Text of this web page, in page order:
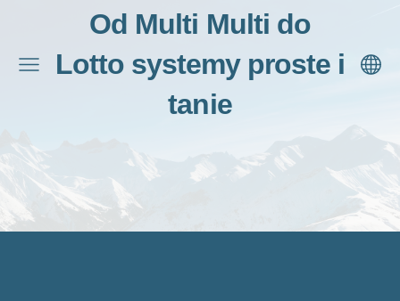
Od Multi Multi do
Lotto systemy proste i
tanie